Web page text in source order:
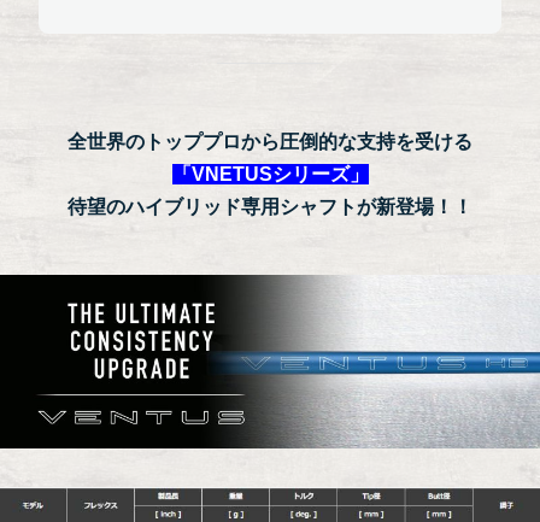
全世界のトッププロから圧倒的な支持を受ける
「VNETUSシリーズ」
待望のハイブリッド専用シャフトが新登場！！